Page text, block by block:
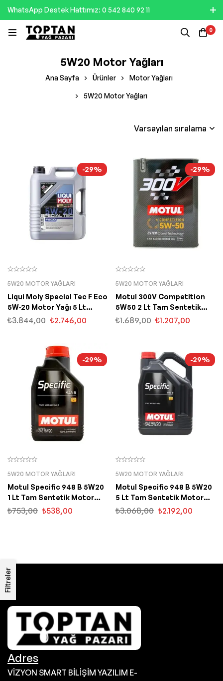
WhatsApp Destek Hattımız: 0 542 840 92 11
0
5W20 Motor Yağları
Ana Sayfa Ürünler Motor Yağları
5W20 Motor Yağları
Filtreler
Varsayılan sıralama
-29%
5W20 MOTOR YAĞLARI
Liqui Moly Special Tec F Eco
5W-20 Motor Yağı 5 Lt
(3841)
₺3.844,00 ₺2.746,00
-29%
5W20 MOTOR YAĞLARI
Motul 300V Competition
5W50 2 Lt Tam Sentetik
Motor Yağı
₺1.689,00 ₺1.207,00
-29%
5W20 MOTOR YAĞLARI
Motul Specific 948 B 5W20
1 Lt Tam Sentetik Motor
Yağı
₺753,00 ₺538,00
-29%
5W20 MOTOR YAĞLARI
Motul Specific 948 B 5W20
5 Lt Tam Sentetik Motor
Yağı
₺3.068,00 ₺2.192,00
Adres
VİZYON SMART BİLİŞİM YAZILIM E-